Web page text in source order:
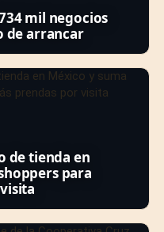
mil negocios
de arrancar
de tienda en
para